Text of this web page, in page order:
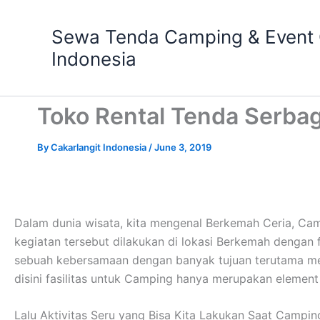
Sewa Tenda Camping &
Indonesia
Toko Rental Tenda
ByCakarlangit Indonesia /June 3, 2019
Dalam dunia wisata, kita mengenal Berkemah Ceria,
kegiatan tersebut dilakukan di lokasi Berkemah
sebuah kebersamaan dengan banyak tujuan terutama
disini fasilitas untuk Camping hanya merupakan
Lalu Aktivitas Seru yang Bisa Kita Lakukan Saat